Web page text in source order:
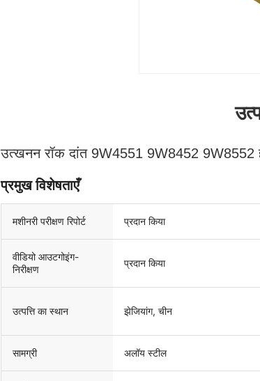
उत्खनन रॉक दांत 9W4551 9W8452 9W8552
प्रमुख विशेषताएँ
मशीनरी परीक्षण रिपोर्ट प्रदान किया
वीडियो आउटगोइंग-
निरीक्षण
प्रदान किया
उत्पत्ति का स्थान झेजियांग, चीन
सामग्री अलॉय स्टील